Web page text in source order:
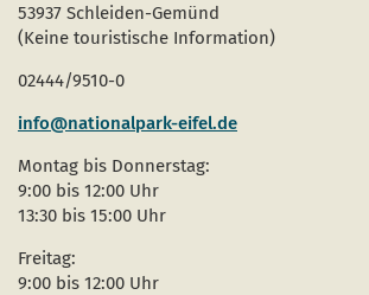
53937 Schleiden-Gemünd
(Keine touristische Information)
02444/9510-0
info@nationalpark-eifel.de
Montag bis Donnerstag:
9:00 bis 12:00 Uhr
13:30 bis 15:00 Uhr
Freitag:
9:00 bis 12:00 Uhr